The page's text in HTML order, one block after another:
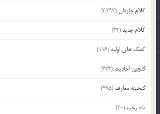
کلام جاودان(2,293)
کلام جدید(34)
کمک های اولیه (116)
گلچین احادیث (372)
گنجینه معارف (495)
ماه رجب(20)